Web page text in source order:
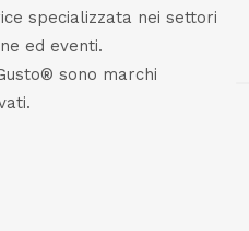
specializzata nei settori
ed eventi.
sono marchi